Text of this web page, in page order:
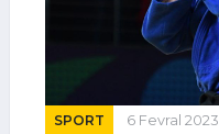
SPORT 6 Fevral 2023